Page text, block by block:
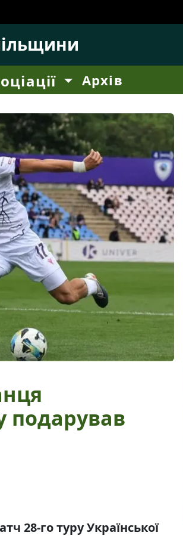
Архів
подарував
28-го туру Української